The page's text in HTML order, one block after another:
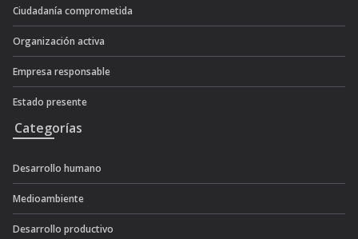
Ciudadanía comprometida
Organización activa
Empresa responsable
Estado presente
Categorías
Desarrollo humano
Medioambiente
Desarrollo productivo